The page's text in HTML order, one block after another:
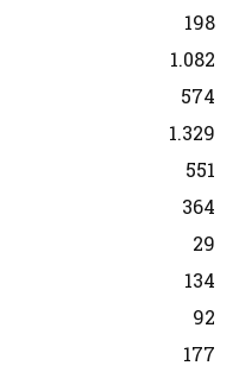
198
1.082
574
1.329
551
364
29
134
92
177